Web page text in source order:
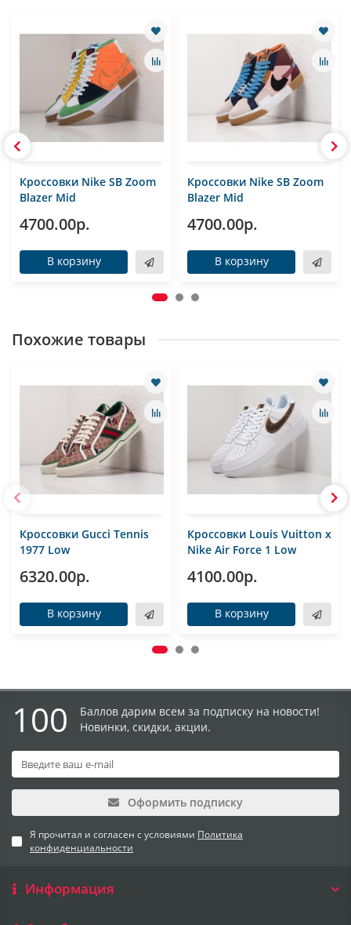
Кроссовки Nike SB Zoom
Blazer Mid
4700.00р.
В корзину
Кроссовки Nike SB Zoom
Blazer Mid
4700.00р.
В корзину
Похожие товары
Кроссовки Gucci Tennis
1977 Low
6320.00р.
В корзину
Кроссовки Louis Vuitton x
Nike Air Force 1 Low
4100.00р.
В корзину
100
Баллов дарим всем за подписку на новости!
Новинки, скидки, акции.
Оформить подписку
Я прочитал и согласен с условиями Политика
конфиденциальности
Информация